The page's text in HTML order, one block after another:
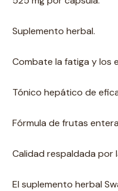
Suplemento herbal.
Combate la fatiga y los
Tónico hepático de
Fórmula de frutas
Calidad respaldada por
El suplemento herbal